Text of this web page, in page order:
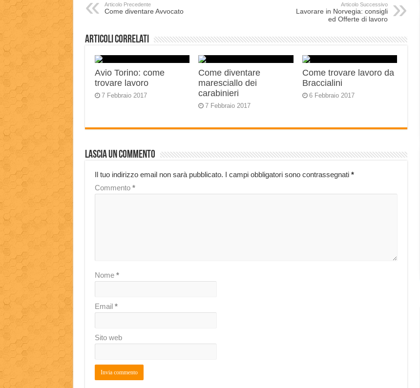
Articolo Precedente
Come diventare Avvocato
Articolo Successivo
Lavorare in Norvegia: consigli
ed Offerte di lavoro
Articoli correlati
Avio Torino: come
trovare lavoro
7 Febbraio 2017
Come diventare
maresciallo dei
carabinieri
7 Febbraio 2017
Come trovare lavoro da
Braccialini
6 Febbraio 2017
Lascia un commento
Il tuo indirizzo email non sarà pubblicato. I campi obbligatori sono contrassegnati *
Commento *
Nome *
Email *
Sito web